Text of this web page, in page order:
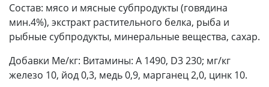
Состав: мясо и мясные субпродукты (говядина
мин.4%), экстракт растительного белка, рыба и
рыбные субпродукты, минеральные вещества, сахар.
Добавки Ме/кг: Витамины: А 1490, D3 230; мг/кг
железо 10, йод 0,3, медь 0,9, марганец 2,0, цинк 10.